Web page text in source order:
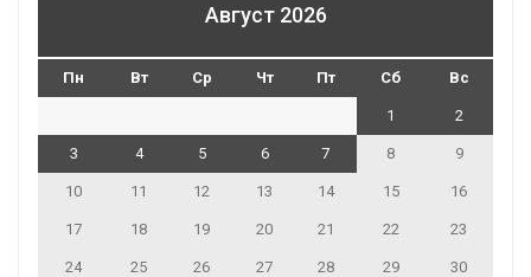
Август 2026
Пн Вт Ср Чт Пт Сб Вс
1 2
3 4 5 6 7 8 9
10 11 12 13 14 15 16
17 18 19 20 21 22 23
24 25 26 27 28 29 30